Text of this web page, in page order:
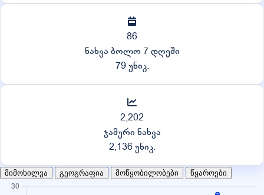
86
ნახვა ბოლო 7 დღეში
79 უნიკ.
2,202
ჯამური ნახვა
2,136 უნიკ.
მიმოხილვა გეოგრაფია მოწყობილობები წყაროები